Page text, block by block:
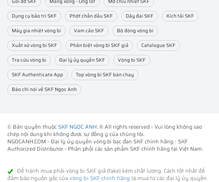
Dụng cụ bảo trì SKF
Phớt chắn dầu SKF Dây đai SKF
Xích tải SKF
Máy gia nhiệt vòng bi
Vam cảo SKF
Bộ đóng vòng bi
Xuất xứ vòng bi SKF
Phân biệt vòng bi SKF giả
Catalogue SKF
Tra cứu vòng bi
Đại lý ủy quyền SKF
Vòng bi SKF
SKF Authenticate App
Top vòng bi SKF bán chạy
Báo chí nói về SKF Ngọc Anh
© Bản quyền thuộcSKF NGỌC ANH. ® All rights reserved - Vui lòng không sao
chép nội dung khi không được sự đồng ý của chúng tôi.
NGOCANH.COM - Đại lý ủy quyền vòng bi bạc đạn SKF chính hãng -SKF
Authorized Distributor- Phân phối các sản phẩm SKF chính hãng tại Việt Nam.
Để tránh mua phải vòng bi SKF giả (fake) kém chất lượng. Cách tốt nhất để
đảm bảo nguồn gốc củavòng bi SKF chính hãng là mua từ các đại lý ủy quyền